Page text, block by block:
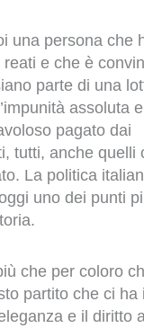
una persona che
e che è
parte di una
assoluta
pagato dai
tutti, anche quelli
La politica
uno dei punti
che per coloro
partito che ci ha
e il diritto